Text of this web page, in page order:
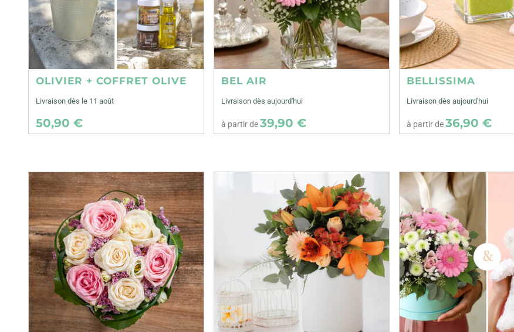
OLIVIER + COFFRET OLIVE
Livraison dès le 11 août
50,90 €
BEL AIR
Livraison dès aujourd'hui
à partir de39,90 €
BELLISSIMA
Livraison dès aujourd'hui
à partir de36,90 €